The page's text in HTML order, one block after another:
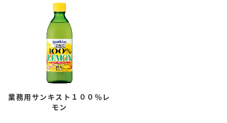
業務用サンキスト１００％レ
モン